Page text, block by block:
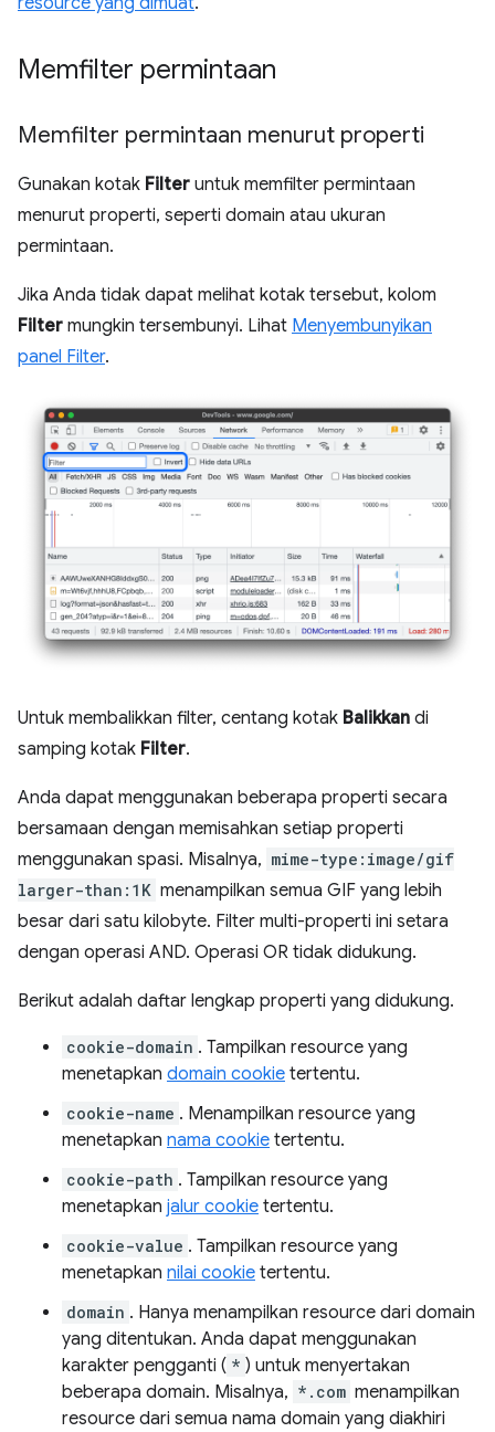
Memfilter permintaan
Memfilter permintaan menurut properti
Gunakan kotak Filter untuk memfilter permintaan
menurut properti, seperti domain atau ukuran
permintaan.
Jika Anda tidak dapat melihat kotak tersebut, kolom
Filter mungkin tersembunyi. Lihat Menyembunyikan
panel Filter.
Untuk membalikkan filter, centang kotak Balikkan di
samping kotak Filter.
Anda dapat menggunakan beberapa properti secara
bersamaan dengan memisahkan setiap properti
menggunakan spasi. Misalnya, mime-type:image/gif
larger-than:1K menampilkan semua GIF yang lebih
besar dari satu kilobyte. Filter multi-properti ini setara
dengan operasi AND. Operasi OR tidak didukung.
Berikut adalah daftar lengkap properti yang didukung.
cookie-domain . Tampilkan resource yang
menetapkan domain cookie tertentu.
cookie-name . Menampilkan resource yang
menetapkan nama cookie tertentu.
cookie-path . Tampilkan resource yang
menetapkan jalur cookie tertentu.
cookie-value . Tampilkan resource yang
menetapkan nilai cookie tertentu.
domain . Hanya menampilkan resource dari domain
yang ditentukan. Anda dapat menggunakan
karakter pengganti ( * ) untuk menyertakan
beberapa domain. Misalnya, *.com menampilkan
resource dari semua nama domain yang diakhiri